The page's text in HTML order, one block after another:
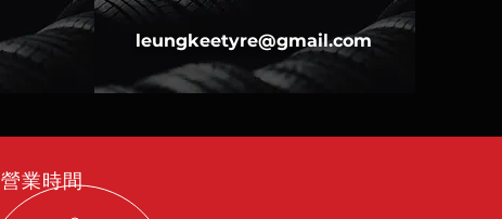
leungkeetyre@gmail.com
營業時間